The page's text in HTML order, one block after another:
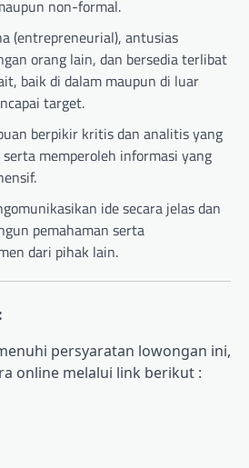
non-formal.
(entrepreneurial), antusias
orang lain, dan bersedia terlibat
baik di dalam maupun di luar
target.
berpikir kritis dan analitis yang
memperoleh informasi yang
ide secara jelas dan
pemahaman serta
dari pihak lain.
persyaratan lowongan ini,
online melalui link berikut :